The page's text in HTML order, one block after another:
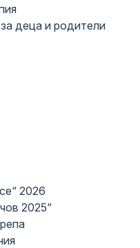
деца и родители
2026
2025“